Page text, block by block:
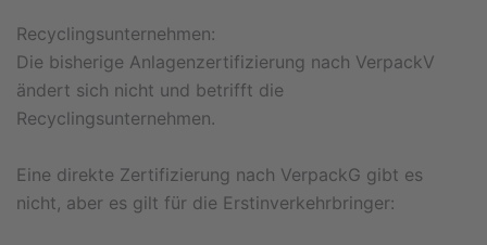
Recyclingsunternehmen:
Die bisherige Anlagenzertifizierung nach VerpackV
ändert sich nicht und betrifft die
Recyclingsunternehmen.
Eine direkte Zertifizierung nach VerpackG gibt es
nicht, aber es gilt für die Erstinverkehrbringer: